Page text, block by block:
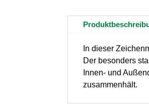
In dieser
Der besonders
Innen- und
zusammenhält.